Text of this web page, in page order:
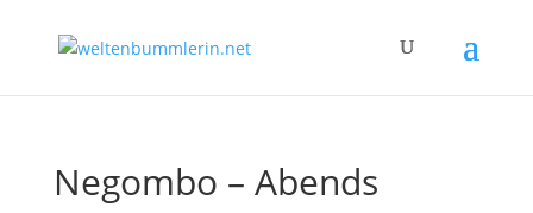
Negombo – Abends